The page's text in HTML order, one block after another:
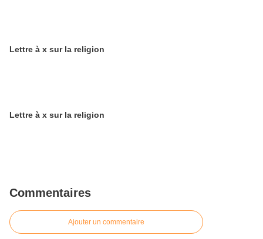
Lettre à x sur la religion
Lettre à x sur la religion
Commentaires
Ajouter un commentaire